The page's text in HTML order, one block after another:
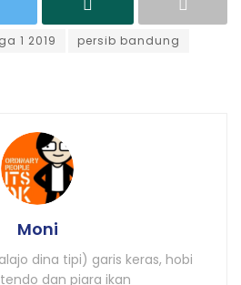
1 2019
persib bandung
Moni
dina tipi) garis keras, hobi
dan piara ikan